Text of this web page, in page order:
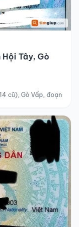
Tây, Gò
cũ), Gò Vấp, đoạn từ